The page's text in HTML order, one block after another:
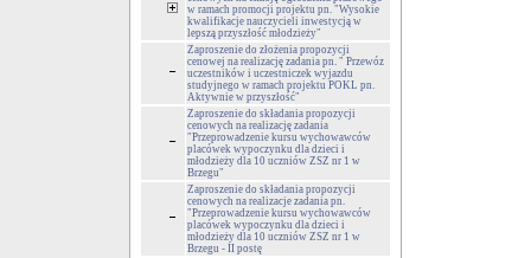
w ramach promocji projektu pn. "Wysokie
kwalifikacje nauczycieli inwestycją w
lepszą przyszłość młodzieży"
Zaproszenie do złożenia propozycji
cenowej na realizację zadania pn. " Przewóz
uczestników i uczestniczek wyjazdu
studyjnego w ramach projektu POKL pn.
Aktywnie w przyszłość"
Zaproszenie do składania propozycji
cenowych na realizację zadania
"Przeprowadzenie kursu wychowawców
placówek wypoczynku dla dzieci i
młodzieży dla 10 uczniów ZSZ nr 1 w
Brzegu"
Zaproszenie do składania propozycji
cenowych na realizacje zadania pn.
"Przeprowadzenie kursu wychowawców
placówek wypoczynku dla dzieci i
młodzieży dla 10 uczniów ZSZ nr 1 w
Brzegu - II postę